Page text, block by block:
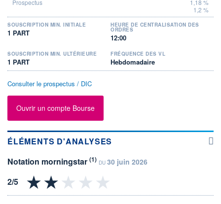
1,18 %
1,2 %
SOUSCRIPTION MIN. INITIALE
1 PART
HEURE DE CENTRALISATION DES
ORDRES
12:00
SOUSCRIPTION MIN. ULTÉRIEURE
1 PART
FRÉQUENCE DES VL
Hebdomadaire
Consulter le prospectus / DIC
Ouvrir un compte Bourse
ÉLÉMENTS D'ANALYSES
Notation morningstar (1) DU 30 juin 2026